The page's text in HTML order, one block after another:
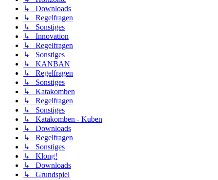
↳ Downloads
↳ Regelfragen
↳ Sonstiges
↳ Innovation
↳ Regelfragen
↳ Sonstiges
↳ KANBAN
↳ Regelfragen
↳ Sonstiges
↳ Katakomben
↳ Regelfragen
↳ Sonstiges
↳ Katakomben - Kuben
↳ Downloads
↳ Regelfragen
↳ Sonstiges
↳ Klong!
↳ Downloads
↳ Grundspiel